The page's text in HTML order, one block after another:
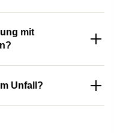
mit
Unfall?